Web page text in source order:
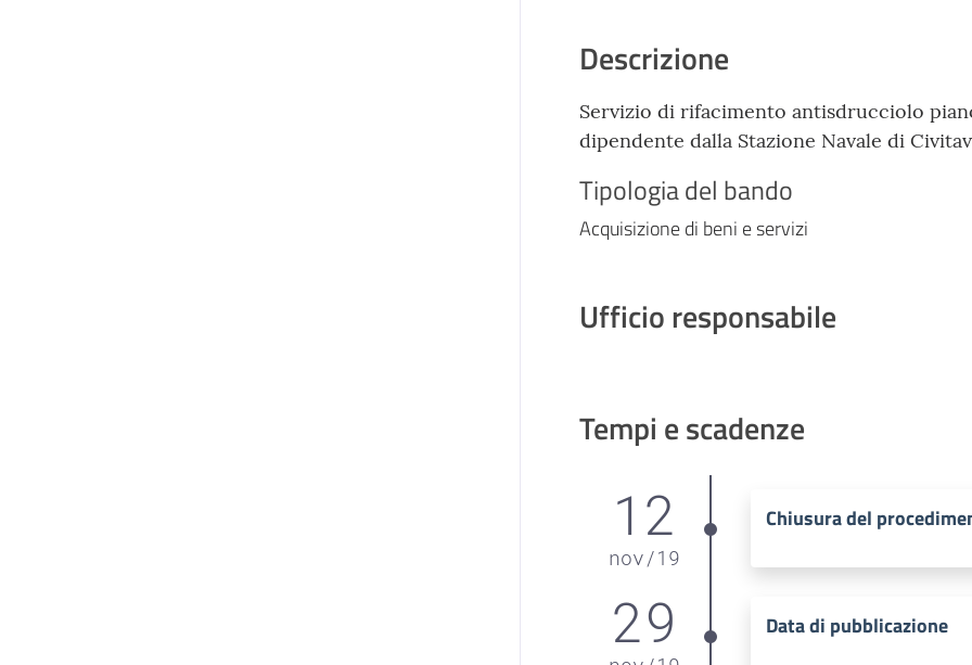
Descrizione
Servizio di rifacimento antisdrucciolo
dipendente dalla Stazione Navale di
Tipologia del bando
Acquisizione di beni e servizi
Ufficio responsabile
Tempi e scadenze
12
nov/19
Chiusura del
29 Data di pubblicazione